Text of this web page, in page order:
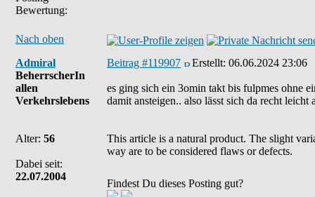
Bewertung:
Nach oben
Admiral
BeherrscherIn
allen
Verkehrslebens
Alter: 56
Dabei seit:
22.07.2004
Beitrag #119907 Erstellt: 06.06.2024 23:06
es ging sich ein 3omin takt bis fulpmes ohne
damit ansteigen.. also lässt sich da recht
This article is a natural product. The slight
way are to be considered flaws or defects.
Findest Du dieses Posting gut?